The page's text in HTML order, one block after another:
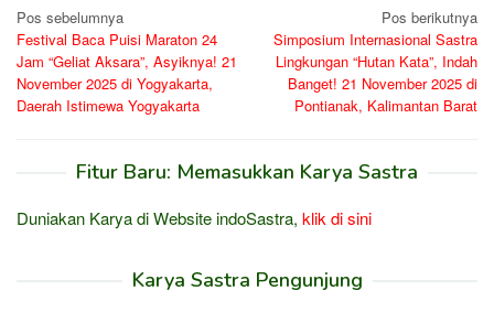
Navigasi
pos
Pos sebelumnya
Festival Baca Puisi Maraton 24
Jam “Geliat Aksara”, Asyiknya! 21
November 2025 di Yogyakarta,
Daerah Istimewa Yogyakarta
Pos berikutnya
Simposium Internasional Sastra
Lingkungan “Hutan Kata”, Indah
Banget! 21 November 2025 di
Pontianak, Kalimantan Barat
Fitur Baru: Memasukkan Karya Sastra
Duniakan Karya di Website indoSastra, klik di sini
Karya Sastra Pengunjung